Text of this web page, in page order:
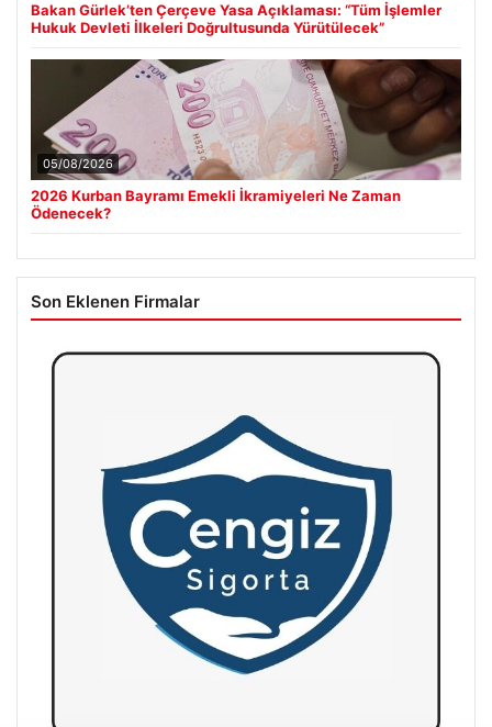
Bakan Gürlek’ten Çerçeve Yasa Açıklaması: “Tüm İşlemler
Hukuk Devleti İlkeleri Doğrultusunda Yürütülecek”
05/08/2026
2026 Kurban Bayramı Emekli İkramiyeleri Ne Zaman
Ödenecek?
Son Eklenen Firmalar